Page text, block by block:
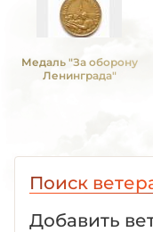
Медаль "За оборону
Ленинграда"
Поиск
Добавить